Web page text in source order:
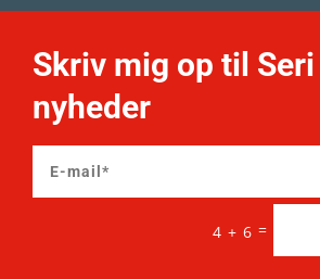
Skriv mig op til Seri
nyheder
4 + 6 =